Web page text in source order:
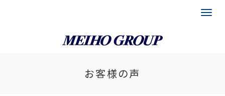
お客様の声